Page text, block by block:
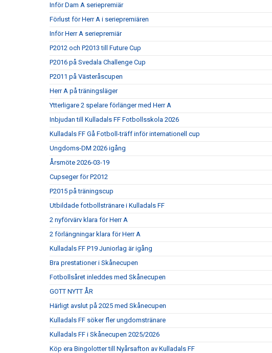
Inför Dam A seriepremiär
Förlust för Herr A i seriepremiären
Inför Herr A seriepremiär
P2012 och P2013 till Future Cup
P2016 på Svedala Challenge Cup
P2011 på Västeråscupen
Herr A på träningsläger
Ytterligare 2 spelare förlänger med Herr A
Inbjudan till Kulladals FF Fotbollsskola 2026
Kulladals FF Gå Fotboll-träff inför internationell cup
Ungdoms-DM 2026 igång
Årsmöte 2026-03-19
Cupseger för P2012
P2015 på träningscup
Utbildade fotbollstränare i Kulladals FF
2 nyförvärv klara för Herr A
2 förlängningar klara för Herr A
Kulladals FF P19 Juniorlag är igång
Bra prestationer i Skånecupen
Fotbollsåret inleddes med Skånecupen
GOTT NYTT ÅR
Härligt avslut på 2025 med Skånecupen
Kulladals FF söker fler ungdomstränare
Kulladals FF i Skånecupen 2025/2026
Köp era Bingolotter till Nyårsafton av Kulladals FF